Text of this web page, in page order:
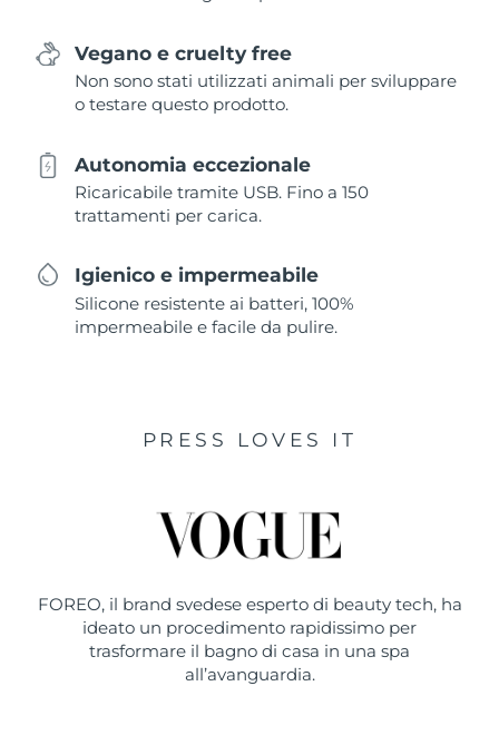
Vegano e cruelty free
Non sono stati utilizzati animali per sviluppare
o testare questo prodotto.
Autonomia eccezionale
Ricaricabile tramite USB. Fino a 150
trattamenti per carica.
Igienico e impermeabile
Silicone resistente ai batteri, 100%
impermeabile e facile da pulire.
PRESS LOVES IT
FOREO, il brand svedese esperto di beauty tech, ha
ideato un procedimento rapidissimo per
trasformare il bagno di casa in una spa
all’avanguardia.